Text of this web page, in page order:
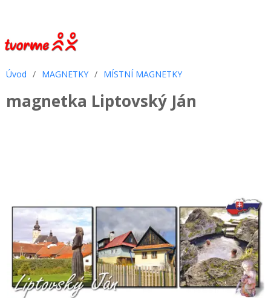
Úvod / MAGNETKY / MÍSTNÍ MAGNETKY
magnetka Liptovský Ján